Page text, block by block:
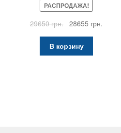
РАСПРОДАЖА!
29650грн.
Первоначальная
составляла
29650 грн..
28655 грн.
В корзину